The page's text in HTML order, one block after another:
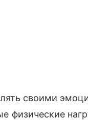
своими
физические